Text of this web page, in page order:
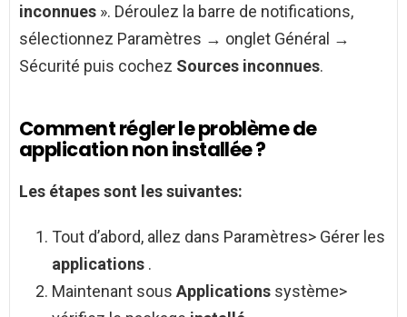
inconnues ». Déroulez la barre de notifications,
sélectionnez Paramètres → onglet Général →
Sécurité puis cochez Sources inconnues.
Comment régler le problème de
application non installée ?
Les étapes sont les suivantes:
Tout d’abord, allez dans Paramètres> Gérer les
applications .
Maintenant sous Applications système>